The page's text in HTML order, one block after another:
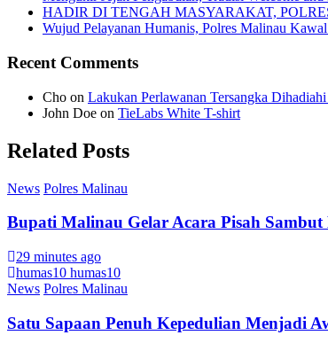
HADIR DI TENGAH MASYARAKAT,
Wujud Pelayanan Humanis, Polres Malinau
Recent Comments
Cho on Lakukan Perlawanan Tersangka Dihadiahi
John Doe on TieLabs White T-shirt
Related Posts
News Polres Malinau
Bupati Malinau Gelar Acara Pisah
29 minutes ago
humas10 humas10
News Polres Malinau
Satu Sapaan Penuh Kepedulian Menjadi